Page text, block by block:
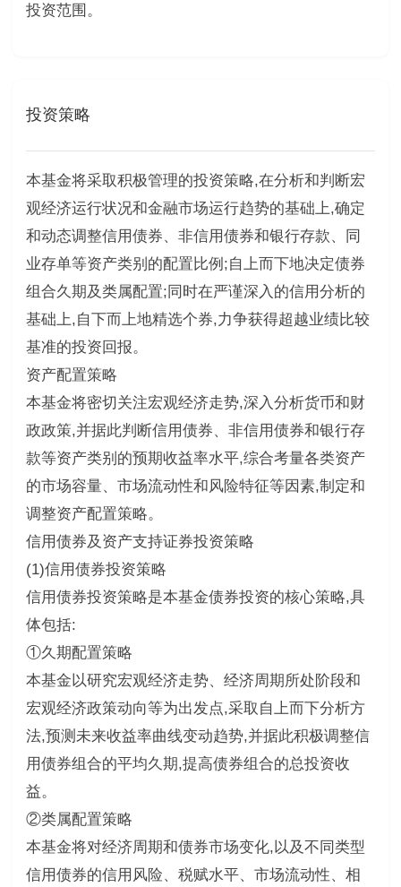
投资范围。
投资策略
本基金将采取积极管理的投资策略,在分析和判断宏
观经济运行状况和金融市场运行趋势的基础上,确定
和动态调整信用债券、非信用债券和银行存款、同
业存单等资产类别的配置比例;自上而下地决定债券
组合久期及类属配置;同时在严谨深入的信用分析的
基础上,自下而上地精选个券,力争获得超越业绩比较
基准的投资回报。
资产配置策略
本基金将密切关注宏观经济走势,深入分析货币和财
政政策,并据此判断信用债券、非信用债券和银行存
款等资产类别的预期收益率水平,综合考量各类资产
的市场容量、市场流动性和风险特征等因素,制定和
调整资产配置策略。
信用债券及资产支持证券投资策略
(1)信用债券投资策略
信用债券投资策略是本基金债券投资的核心策略,具
体包括:
①久期配置策略
本基金以研究宏观经济走势、经济周期所处阶段和
宏观经济政策动向等为出发点,采取自上而下分析方
法,预测未来收益率曲线变动趋势,并据此积极调整信
用债券组合的平均久期,提高债券组合的总投资收
益。
②类属配置策略
本基金将对经济周期和债券市场变化,以及不同类型
信用债券的信用风险、税赋水平、市场流动性、相